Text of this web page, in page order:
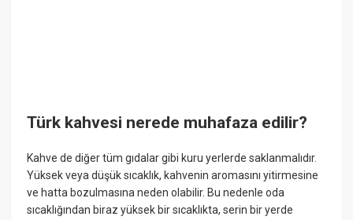
Türk kahvesi nerede muhafaza edilir?
Kahve de diğer tüm gıdalar gibi kuru yerlerde saklanmalıdır.
Yüksek veya düşük sıcaklık, kahvenin aromasını yitirmesine
ve hatta bozulmasına neden olabilir. Bu nedenle oda
sıcaklığından biraz yüksek bir sıcaklıkta, serin bir yerde